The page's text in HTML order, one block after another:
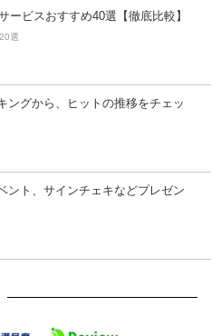
ービスおすすめ40選【徹底比較】
選
ングから、ヒットの推移をチェッ
ント、サインチェキなどプレゼン